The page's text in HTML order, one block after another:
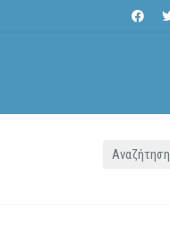
Αναζήτηση...